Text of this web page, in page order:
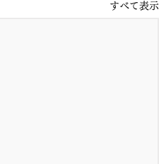
すべて表示